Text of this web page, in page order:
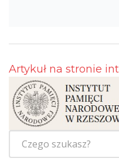
Artykuł na stronie